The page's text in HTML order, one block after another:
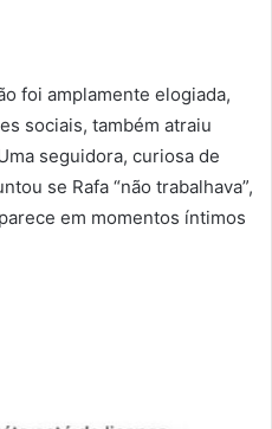
foi amplamente elogiada,
sociais, também atraiu
seguidora, curiosa de
se Rafa “não trabalhava”,
em momentos íntimos